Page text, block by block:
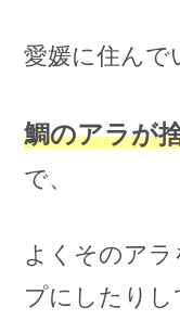
愛媛に住んで
鯛のアラが
で、
よくそのア
プにしたりし